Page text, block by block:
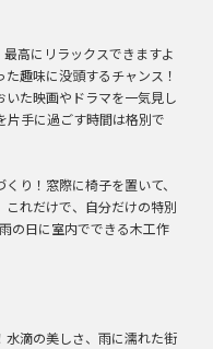
高にリラックスできますよ
趣味に没頭するチャンス！
た映画やドラマを一気見し
手に過ごす時間は格別で
り！窓際に椅子を置いて、
れだけで、自分だけの特別
の日に室内でできる木工作
滴の美しさ、雨に濡れた街